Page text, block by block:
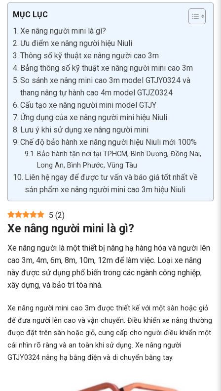
MỤC LỤC
Xe nâng người mini là gì?
Ưu điểm xe nâng người hiệu Niuli
Thông số kỹ thuật xe nâng người cao 3m
Bảng thông số kỹ thuật xe nâng người mini cao 3m
So sánh xe nâng mini cao 3m model GTJY0324 và
thang nâng tự hành cao 4m model GTJZ0324
Cấu tạo xe nâng người mini model GTJY
Ứng dụng của xe nâng người mini hiệu Niuli
Lưu ý khi sử dụng xe nâng người mini
Chế độ bảo hành xe nâng người hiệu Niuli mới 100%
Bảo hành tận nơi tại TPHCM, Bình Dương, Đồng Nai,
Long An, Bình Phước, Vũng Tàu
Liên hệ ngay để được tư vấn và báo giá tốt nhất về
sản phẩm xe nâng người mini cao 3m hiệu Niuli
5 (2)
Xe nâng người mini là gì?
Xe nâng người là một thiết bị nâng hạ hàng hóa và người lên
cao 3m, 4m, 6m, 8m, 10m, 12m để làm việc. Loại xe nâng
này được sử dụng phổ biến trong các ngành công nghiệp,
xây dựng, và bảo trì tòa nhà.
Xe nâng người mini cao 3m được thiết kế với một sàn hoặc giỏ
để đưa người lên cao và vận chuyển. Điều khiển xe nâng thường
được đặt trên sàn hoặc giỏ, cung cấp cho người điều khiển một
cái nhìn rõ ràng và an toàn khi sử dụng. Xe nâng người
GTJY0324 nâng hạ bằng điện và di chuyển bằng tay.